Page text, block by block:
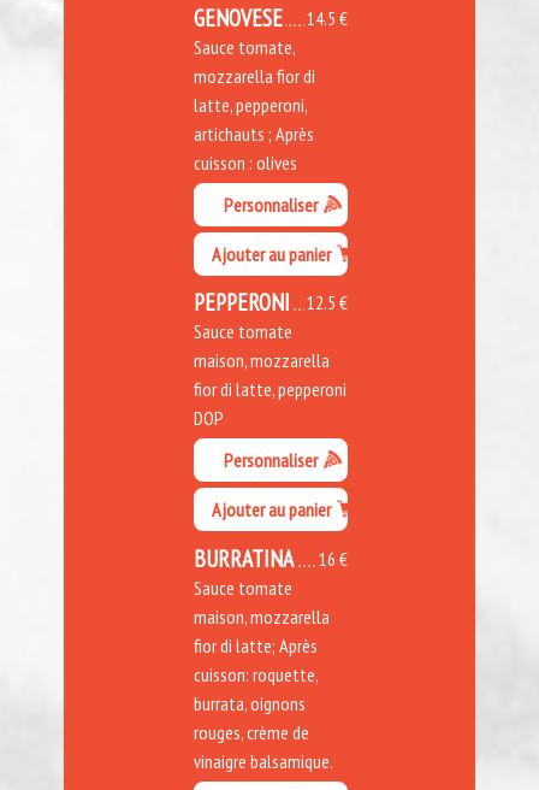
14.5 €
GENOVESE
Sauce tomate,
mozzarella fior di
latte, pepperoni,
artichauts ; Après
cuisson : olives
Personnaliser
Ajouter au panier
12.5 €
PEPPERONI
Sauce tomate
maison, mozzarella
fior di latte, pepperoni
DOP
Personnaliser
Ajouter au panier
16 €
BURRATINA
Sauce tomate
maison, mozzarella
fior di latte; Après
cuisson: roquette,
burrata, oignons
rouges, crème de
vinaigre balsamique.